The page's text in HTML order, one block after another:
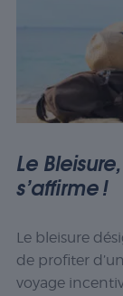
Le
s’affirme !
Le bleisure
de profiter
voyage